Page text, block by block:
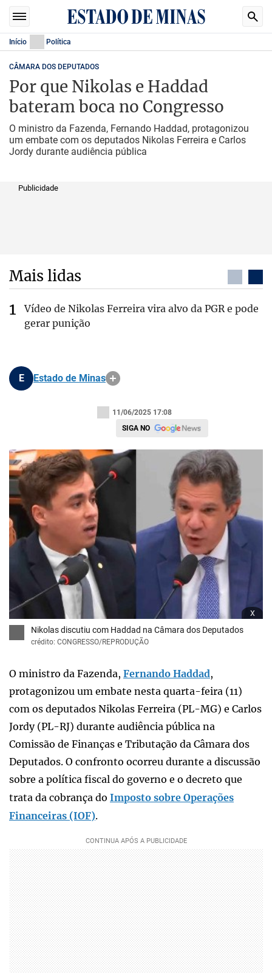
Início Política
CÂMARA DOS DEPUTADOS
Por que Nikolas e Haddad
bateram boca no Congresso
O ministro da Fazenda, Fernando Haddad, protagonizou
um embate com os deputados Nikolas Ferreira e Carlos
Jordy durante audiência pública
Publicidade
Mais lidas
Vídeo de Nikolas Ferreira vira alvo da PGR e pode
gerar punição
E Estado de Minas
11/06/2025 17:08
SIGA NO
x
Nikolas discutiu com Haddad na Câmara dos Deputados
crédito: CONGRESSO/REPRODUÇÃO
O ministro da Fazenda, Fernando Haddad,
protagonizou um embate nesta quarta-feira (11)
com os deputados Nikolas Ferreira (PL-MG) e Carlos
Jordy (PL-RJ) durante audiência pública na
Comissão de Finanças e Tributação da Câmara dos
Deputados. O confronto ocorreu durante a discussão
sobre a política fiscal do governo e o decreto que
trata da cobrança do Imposto sobre Operações
Financeiras (IOF).